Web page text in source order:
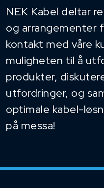
NEK Kabel deltar
og arrangementer
kontakt med våre
muligheten til å
produkter,
utfordringer, og
optimale kabel-
på messa!